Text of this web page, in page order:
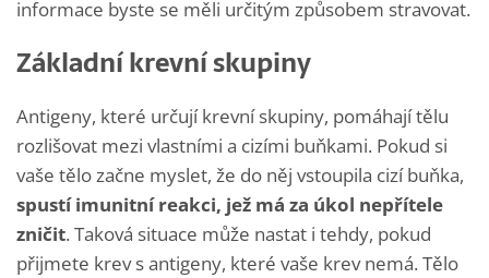
informace byste se měli určitým způsobem stravovat.
Základní krevní skupiny
Antigeny, které určují krevní skupiny, pomáhají tělu
rozlišovat mezi vlastními a cizími buňkami. Pokud si
vaše tělo začne myslet, že do něj vstoupila cizí buňka,
spustí imunitní reakci, jež má za úkol nepřítele
zničit. Taková situace může nastat i tehdy, pokud
přijmete krev s antigeny, které vaše krev nemá. Tělo